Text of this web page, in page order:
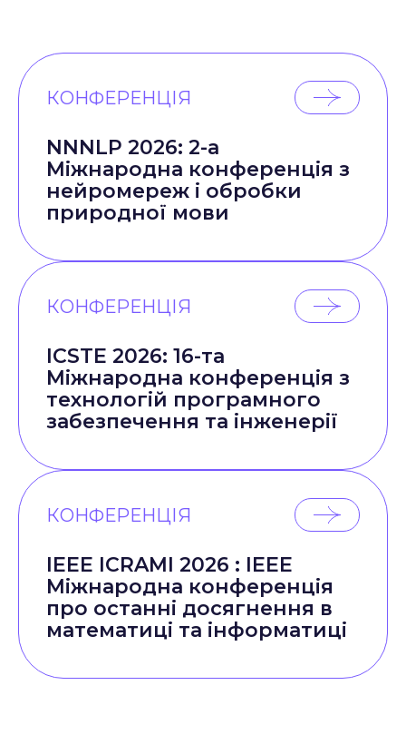
КОНФЕРЕНЦІЯ
NNNLP 2026: 2-а
Міжнародна конференція з
нейромереж і обробки
природної мови
КОНФЕРЕНЦІЯ
ICSTE 2026: 16-та
Міжнародна конференція з
технологій програмного
забезпечення та інженерії
КОНФЕРЕНЦІЯ
IEEE ICRAMI 2026 : IEEE
Міжнародна конференція
про останні досягнення в
математиці та інформатиці